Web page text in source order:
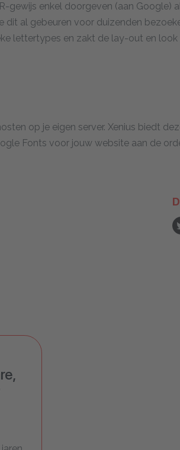
gewijs enkel doorgeven (aan Google)
al gebeuren voor duizenden
lettertypes en zakt de lay-out en look
op je eigen server. Xenius biedt
Fonts voor jouw website aan de